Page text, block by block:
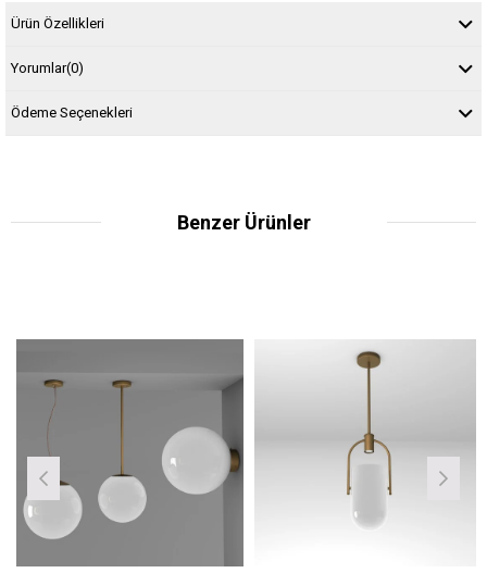
Ürün Özellikleri
Yorumlar(0)
Ödeme Seçenekleri
Benzer Ürünler